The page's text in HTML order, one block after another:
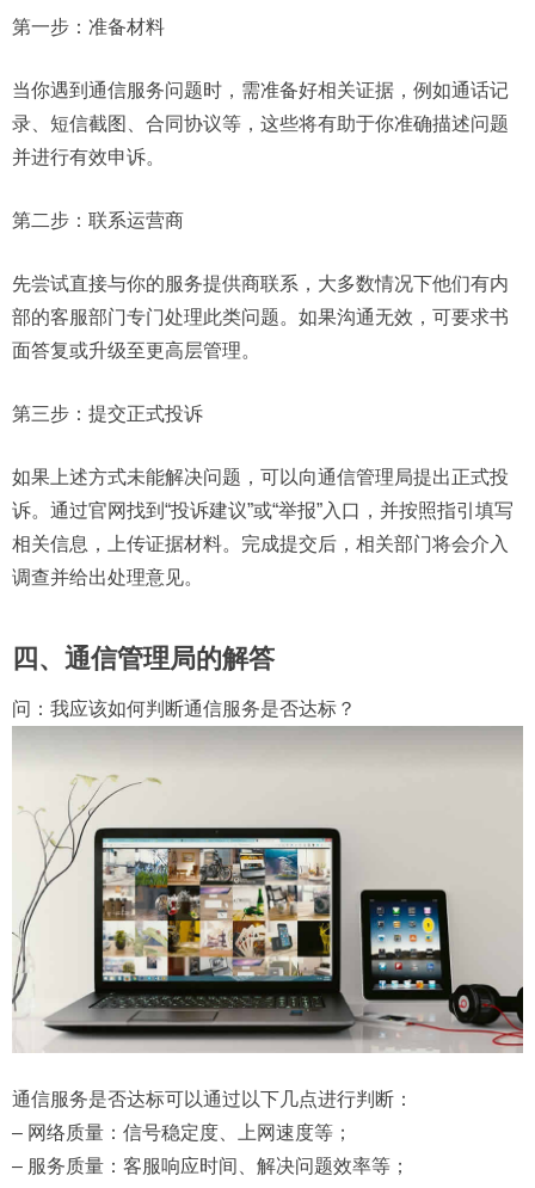
第一步：准备材料
当你遇到通信服务问题时，需准备好相关证据，例如通话记
录、短信截图、合同协议等，这些将有助于你准确描述问题
并进行有效申诉。
第二步：联系运营商
先尝试直接与你的服务提供商联系，大多数情况下他们有内
部的客服部门专门处理此类问题。如果沟通无效，可要求书
面答复或升级至更高层管理。
第三步：提交正式投诉
如果上述方式未能解决问题，可以向通信管理局提出正式投
诉。通过官网找到“投诉建议”或“举报”入口，并按照指引填写
相关信息，上传证据材料。完成提交后，相关部门将会介入
调查并给出处理意见。
四、通信管理局的解答
问：我应该如何判断通信服务是否达标？
通信服务是否达标可以通过以下几点进行判断：
– 网络质量：信号稳定度、上网速度等；
– 服务质量：客服响应时间、解决问题效率等；